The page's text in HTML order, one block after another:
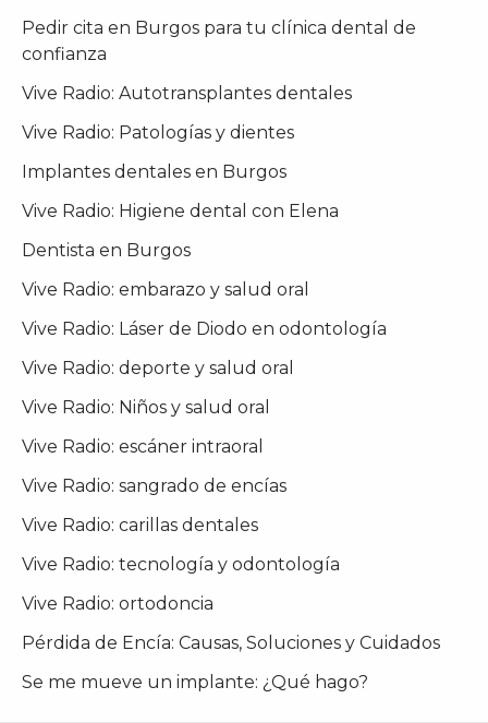
Pedir cita en Burgos para tu clínica dental de
confianza
Vive Radio: Autotransplantes dentales
Vive Radio: Patologías y dientes
Implantes dentales en Burgos
Vive Radio: Higiene dental con Elena
Dentista en Burgos
Vive Radio: embarazo y salud oral
Vive Radio: Láser de Diodo en odontología
Vive Radio: deporte y salud oral
Vive Radio: Niños y salud oral
Vive Radio: escáner intraoral
Vive Radio: sangrado de encías
Vive Radio: carillas dentales
Vive Radio: tecnología y odontología
Vive Radio: ortodoncia
Pérdida de Encía: Causas, Soluciones y Cuidados
Se me mueve un implante: ¿Qué hago?